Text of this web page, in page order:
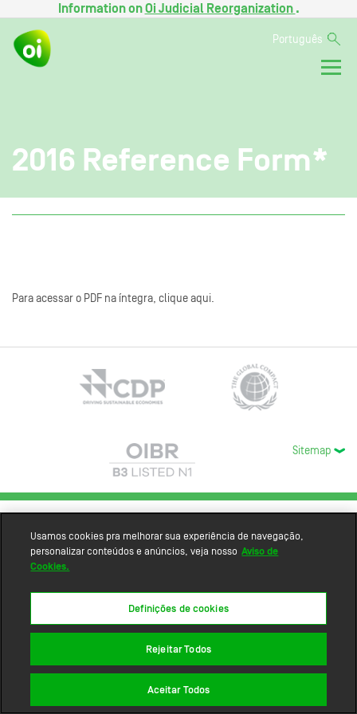
Information onOi Judicial Reorganization .
Português
2016 Reference Form*
Para acessar o PDF na íntegra, clique aqui.
Sitemap
Usamos cookies pra melhorar sua experiência de navegação,
personalizar conteúdos e anúncios, veja nosso Aviso de
Cookies.
Definições de cookies
Rejeitar Todos
Aceitar Todos